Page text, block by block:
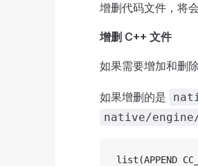
增删代码文件，将
增删 C++ 文件
如果需要增加和删
如果增删的是
native/engine/
list(APPEND